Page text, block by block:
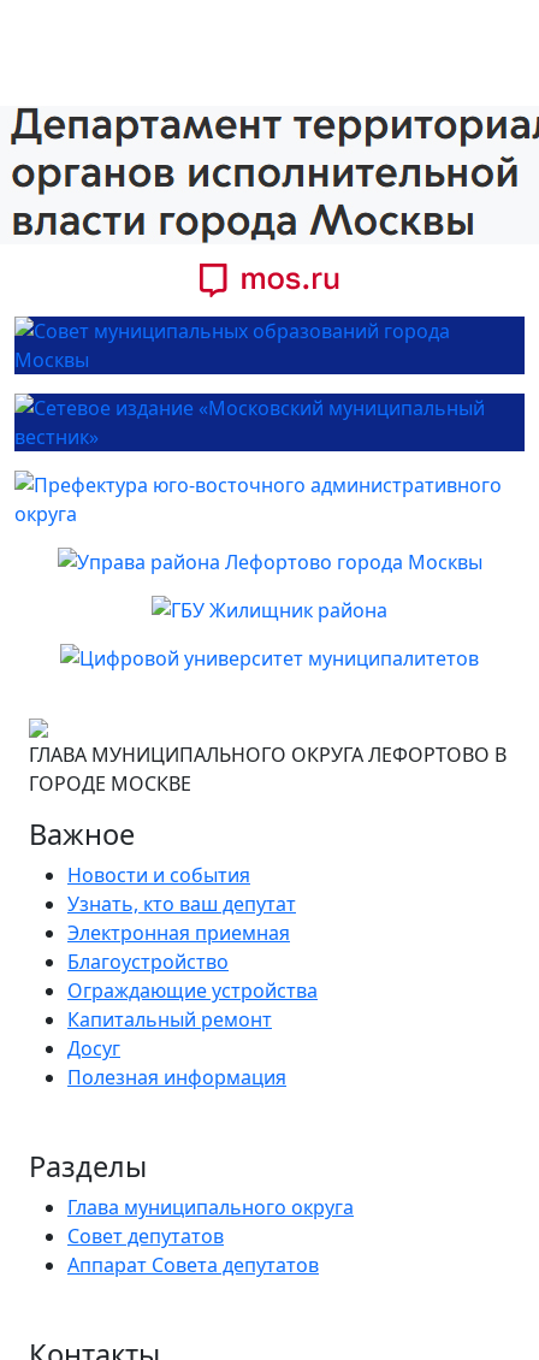
ГЛАВА МУНИЦИПАЛЬНОГО ОКРУГА ЛЕФОРТОВО В
ГОРОДЕ МОСКВЕ
Важное
Новости и события
Узнать, кто ваш депутат
Электронная приемная
Благоустройство
Ограждающие устройства
Капитальный ремонт
Досуг
Полезная информация
Разделы
Глава муниципального округа
Совет депутатов
Аппарат Совета депутатов